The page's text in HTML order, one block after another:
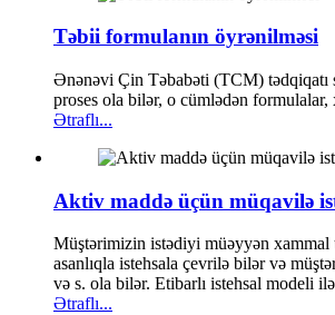
Təbii formulanın öyrənilməsi
Ənənəvi Çin Təbabəti (TCM) tədqiqatı
proses ola bilər, o cümlədən formulalar,
Ətraflı...
Aktiv maddə üçün müqavilə
Müştərimizin istədiyi müəyyən xammal
asanlıqla istehsala çevrilə bilər və
və s. ola bilər. Etibarlı istehsal modeli
Ətraflı...